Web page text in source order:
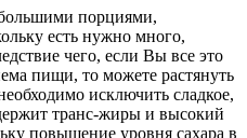
порциями,
есть нужно много,
чего, если Вы все это
пищи, то можете растянуть
исключить сладкое,
транс-жи­ры и вы­со­кий
повышение уровня сахара в